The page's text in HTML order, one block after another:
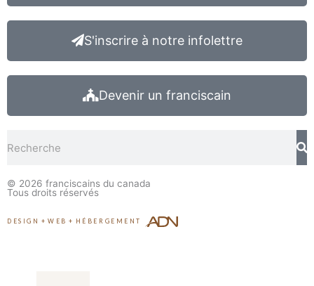
S'inscrire à notre infolettre
Devenir un franciscain
© 2026 franciscains du canada
Tous droits réservés
DESIGN + WEB + HÉBERGEMENT